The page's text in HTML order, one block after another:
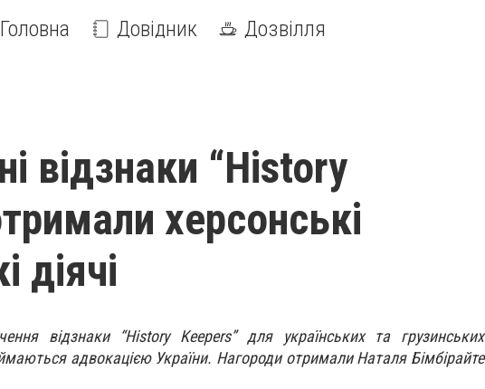
Головна Довідник Дозвілля
відзнаки “History
херсонські
діячі
відзнаки “History Keepers” для українських та грузинських
адвокацією України. Нагороди отримали Наталя Бімбірайте